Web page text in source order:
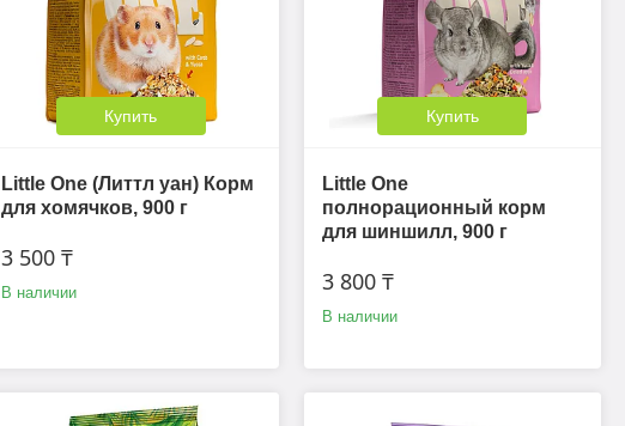
Купить
Little One (Литтл уан) Корм
для хомячков, 900 г
3 500 ₸
В наличии
Купить
Little One
полнорационный корм
для шиншилл, 900 г
3 800 ₸
В наличии